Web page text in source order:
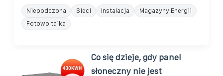
Niepodczona Sieci Instalacja
Magazyny Energii
Fotowoltaika
Co się dzieje, gdy panel
słoneczny nie jest